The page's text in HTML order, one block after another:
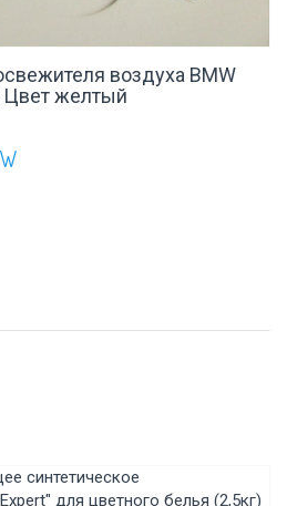
воздуха BMW
Цвет желтый